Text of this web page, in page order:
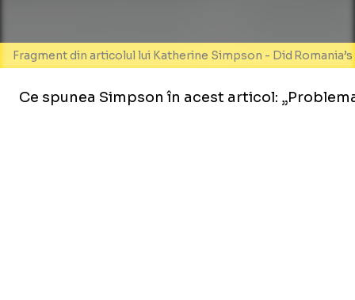
Fragment din articolul lui Katherine Simpson - Did
Ce spunea Simpson în acest articol: